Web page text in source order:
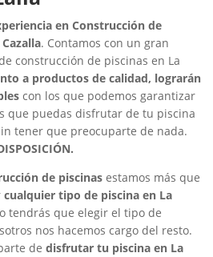
en Construcción de
. Contamos con un gran
construcción de piscinas en La
a productos de calidad, lograrán
con los que podemos garantizar
que puedas disfrutar de tu piscina
tener que preocuparte de nada.
de piscinas estamos más que
cualquier tipo de piscina en La
tendrás que elegir el tipo de
nos hacemos cargo del resto.
dedisfrutar tu piscina en La